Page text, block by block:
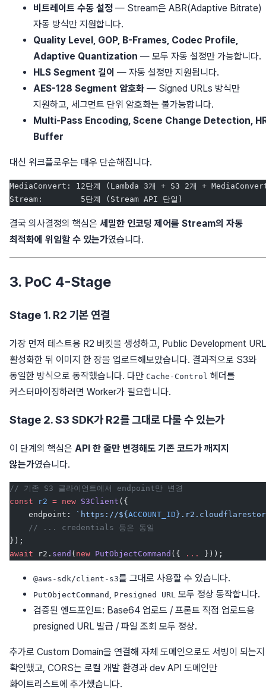
비트레이트 수동 설정 — Stream은 ABR(Adaptive Bitrate)
자동 방식만 지원합니다.
Quality Level, GOP, B-Frames, Codec Profile,
Adaptive Quantization — 모두 자동 설정만 가능합니다.
HLS Segment 길이 — 자동 설정만 지원됩니다.
AES-128 Segment 암호화 — Signed URLs 방식만
지원하고, 세그먼트 단위 암호화는 불가능합니다.
Multi-Pass Encoding, Scene Change Detection,
Buffer
대신 워크플로우는 매우 단순해집니다.
MediaConvert: 12단계 (Lambda 3개 + S3 2개 +
Stream:        5단계 (Stream API 단일)
결국 의사결정의 핵심은 세밀한 인코딩 제어를 Stream의 자동
최적화에 위임할 수 있는가였습니다.
3. PoC 4-Stage
Stage 1. R2 기본 연결
가장 먼저 테스트용 R2 버킷을 생성하고, Public Development
활성화한 뒤 이미지 한 장을 업로드해보았습니다. 결과적으로 S3와
동일한 방식으로 동작했습니다. 다만 Cache-Control 헤더를
커스터마이징하려면 Worker가 필요합니다.
Stage 2. S3 SDK가 R2를 그대로 다룰 수 있는가
이 단계의 핵심은 API 한 줄만 변경해도 기존 코드가 깨지지
않는가였습니다.
// 기존 S3 클라이언트에서 endpoint만 변경
const r2 = new S3Client ({
    endpoint:
`https://${ ACCOUNT_ID
    // ... credentials 등은 동일
});
await r2. send ( new PutObjectCommand ({ ... }));
@aws-sdk/client-s3를 그대로 사용할 수 있습니다.
PutObjectCommand , Presigned URL 모두 정상 동작합니다.
검증된 엔드포인트: Base64 업로드 / 프론트 직접 업로드용
presigned URL 발급 / 파일 조회 모두 정상.
추가로 Custom Domain을 연결해 자체 도메인으로도 서빙이 되는지
확인했고, CORS는 로컬 개발 환경과 dev API 도메인만
화이트리스트에 추가했습니다.